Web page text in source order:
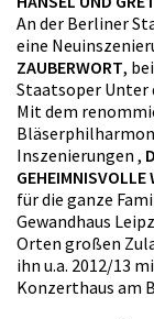
An der Berliner
eine
ZAUBERWORT,
Staatsoper Unter
Mit dem
Inszenierungen ,
GEHEIMNISVOLLE
für die ganze
Gewandhaus
Orten großen
ihn u.a. 2012/13
Konzerthaus am